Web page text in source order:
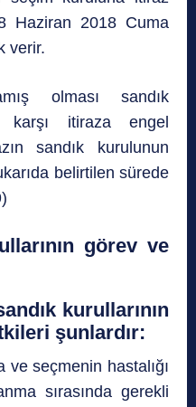
Haziran 2018 Cuma
verir.
olması sandık
karşı itiraza engel
sandık kurulunun
belirtilen sürede
görev ve
kurullarının
şunlardır:
ve seçmenin hastalığı
sırasında gerekli